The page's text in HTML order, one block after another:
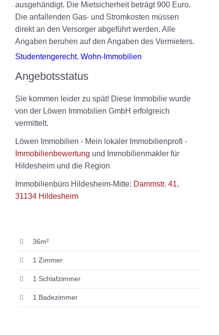
ausgehändigt. Die Mietsicherheit beträgt 900 Euro.
Die anfallenden Gas- und Stromkosten müssen
direkt an den Versorger abgeführt werden. Alle
Angaben beruhen auf den Angaben des Vermieters.
Studentengerecht, Wohn-Immobilien
Angebotsstatus
Sie kommen leider zu spät! Diese Immobilie wurde
von der Löwen Immobilien GmbH erfolgreich
vermittelt.
Löwen Immobilien - Mein lokaler Immobilienprofi -
Immobilienbewertung und Immobilienmakler für
Hildesheim und die Region
Immobilienbüro Hildesheim-Mitte: Dammstr. 41,
31134 Hildesheim
36m²
1 Zimmer
1 Schlafzimmer
1 Badezimmer